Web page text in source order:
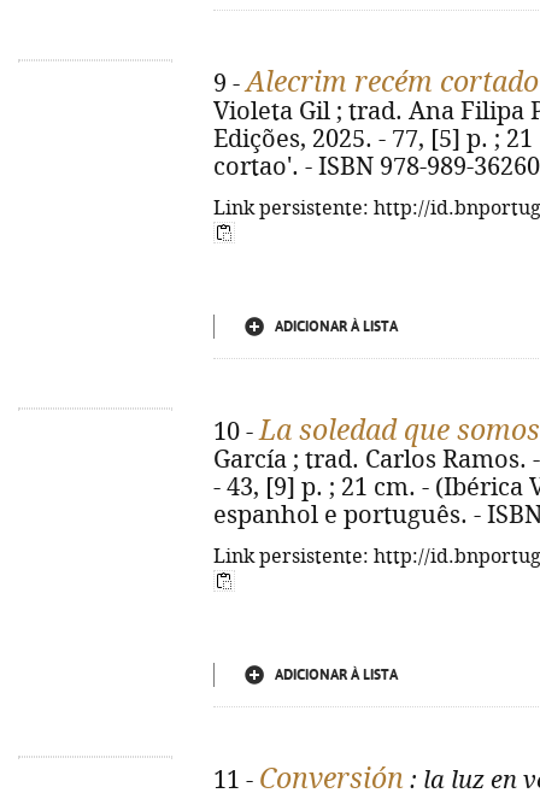
9 -Alecrim recém cortado
Violeta Gil ; trad. Ana Filipa
Edições, 2025. - 77, [5] p. ;
cortao'. - ISBN 978-989-
Link persistente: http://
ADICIONAR À LISTA
10 -La soledad que somos
García ; trad. Carlos Ramos.
- 43, [9] p. ; 21 cm. - (Ibérica
espanhol e português. -
Link persistente: http://
ADICIONAR À LISTA
11 - Conversión : la luz en